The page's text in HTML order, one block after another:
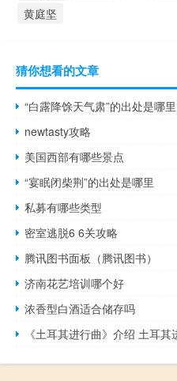
黄庭坚
猜你想看的文章
“白露降馀天气肃”的出处是哪里
newtasty攻略
美国西部有哪些景点
“宴眠闭柴荆”的出处是哪里
私募有哪些类型
密室逃脱6 6关攻略
腾讯图书面板（腾讯图书）
济南花艺培训哪个好
浓香型白酒适合储存吗
《土耳其进行曲》介绍 土耳其